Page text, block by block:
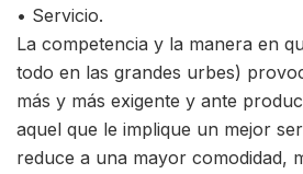
• Servicio.
La competencia y la manera en
todo en las grandes urbes)
más y más exigente y ante
aquel que le implique un mejor
reduce a una mayor comodidad,